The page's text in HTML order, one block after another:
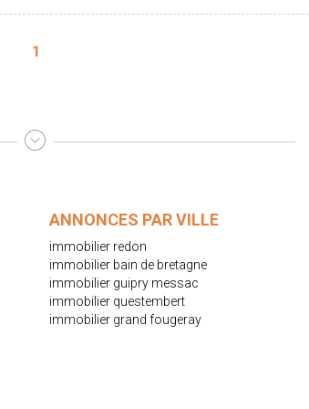
1
ANNONCES PAR VILLE
immobilier redon
immobilier bain de bretagne
immobilier guipry messac
immobilier questembert
immobilier grand fougeray